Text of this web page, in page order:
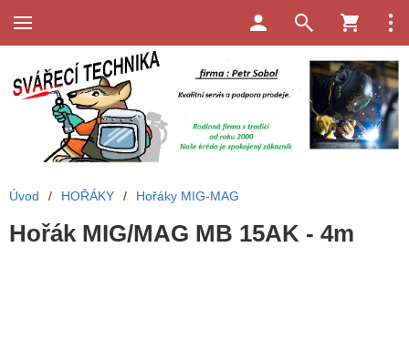
Úvod / HOŘÁKY / Hořáky MIG-MAG
Hořák MIG/MAG MB 15AK - 4m